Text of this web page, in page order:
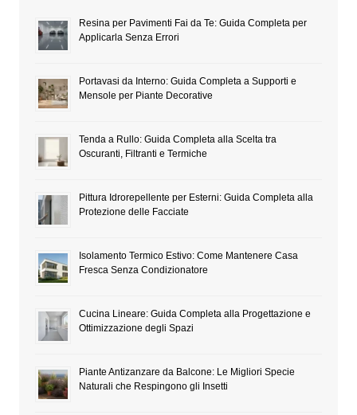
Resina per Pavimenti Fai da Te: Guida Completa per
Applicarla Senza Errori
Portavasi da Interno: Guida Completa a Supporti e
Mensole per Piante Decorative
Tenda a Rullo: Guida Completa alla Scelta tra
Oscuranti, Filtranti e Termiche
Pittura Idrorepellente per Esterni: Guida Completa alla
Protezione delle Facciate
Isolamento Termico Estivo: Come Mantenere Casa
Fresca Senza Condizionatore
Cucina Lineare: Guida Completa alla Progettazione e
Ottimizzazione degli Spazi
Piante Antizanzare da Balcone: Le Migliori Specie
Naturali che Respingono gli Insetti